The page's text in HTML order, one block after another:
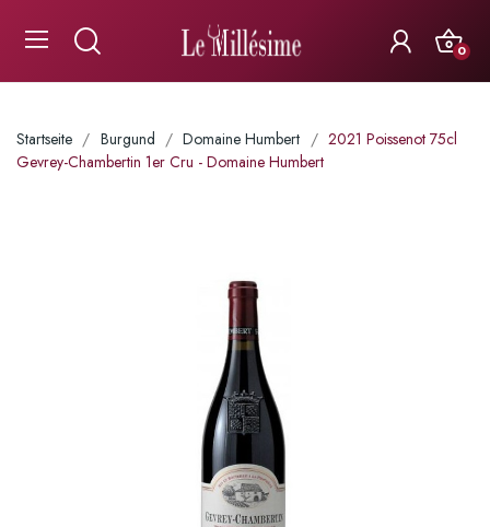
0
Startseite Burgund Domaine Humbert
2021 Poissenot 75cl
Gevrey-Chambertin 1er Cru - Domaine Humbert